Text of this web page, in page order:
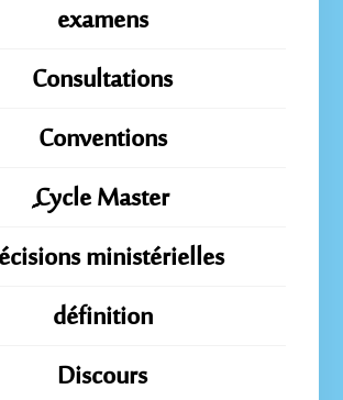
examens
Consultations
Conventions
ِِِCycle Master
ministérielles
définition
Discours